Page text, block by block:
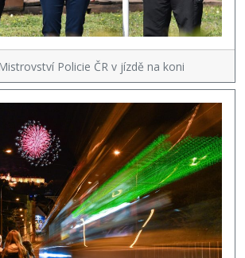
Policie ČR v jízdě na koni